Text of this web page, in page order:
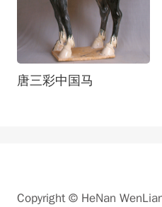
唐三彩中国马
Copyright © HeNan